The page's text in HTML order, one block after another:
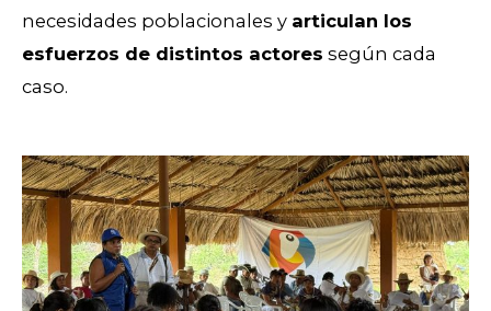
necesidades poblacionales y articulan los
esfuerzos de distintos actores según cada
caso.